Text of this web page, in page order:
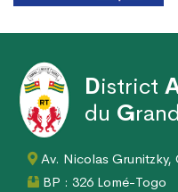
District
du Grand
Av. Nicolas Grunitzky,
BP : 326 Lomé-Togo